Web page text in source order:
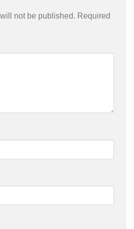
not be published. Required